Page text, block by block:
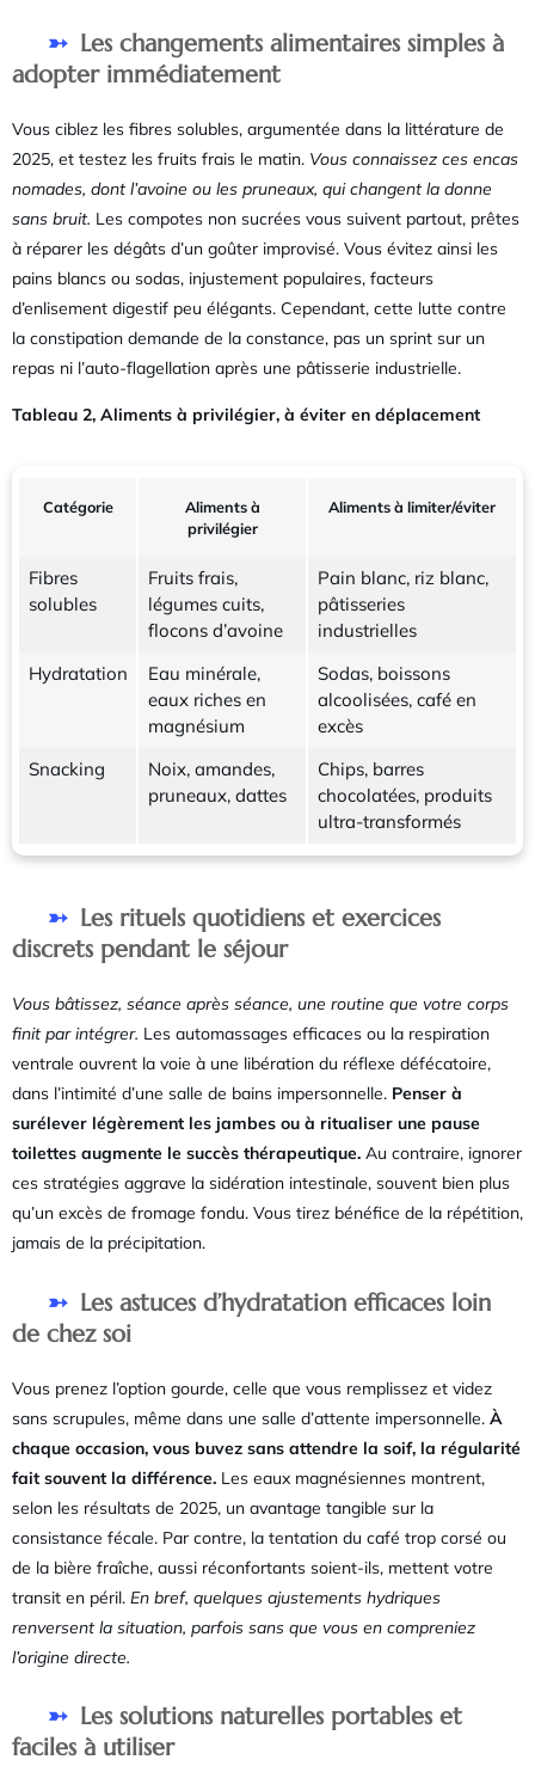
Les changements alimentaires simples à
adopter immédiatement
Vous ciblez les fibres solubles, argumentée dans la littérature de
2025, et testez les fruits frais le matin. Vous connaissez ces encas
nomades, dont l’avoine ou les pruneaux, qui changent la donne
sans bruit. Les compotes non sucrées vous suivent partout, prêtes
à réparer les dégâts d’un goûter improvisé. Vous évitez ainsi les
pains blancs ou sodas, injustement populaires, facteurs
d’enlisement digestif peu élégants. Cependant, cette lutte contre
la constipation demande de la constance, pas un sprint sur un
repas ni l’auto-flagellation après une pâtisserie industrielle.
Tableau 2, Aliments à privilégier, à éviter en déplacement
Catégorie
Aliments à
privilégier
Aliments à limiter/éviter
Fibres
solubles
Fruits frais,
légumes cuits,
flocons d’avoine
Pain blanc, riz blanc,
pâtisseries
industrielles
Hydratation
Eau minérale,
eaux riches en
magnésium
Sodas, boissons
alcoolisées, café en
excès
Snacking
Noix, amandes,
pruneaux, dattes
Chips, barres
chocolatées, produits
ultra-transformés
Les rituels quotidiens et exercices
discrets pendant le séjour
Vous bâtissez, séance après séance, une routine que votre corps
finit par intégrer. Les automassages efficaces ou la respiration
ventrale ouvrent la voie à une libération du réflexe défécatoire,
dans l’intimité d’une salle de bains impersonnelle. Penser à
surélever légèrement les jambes ou à ritualiser une pause
toilettes augmente le succès thérapeutique. Au contraire, ignorer
ces stratégies aggrave la sidération intestinale, souvent bien plus
qu’un excès de fromage fondu. Vous tirez bénéfice de la répétition,
jamais de la précipitation.
Les astuces d’hydratation efficaces loin
de chez soi
Vous prenez l’option gourde, celle que vous remplissez et videz
sans scrupules, même dans une salle d’attente impersonnelle. À
chaque occasion, vous buvez sans attendre la soif, la régularité
fait souvent la différence. Les eaux magnésiennes montrent,
selon les résultats de 2025, un avantage tangible sur la
consistance fécale. Par contre, la tentation du café trop corsé ou
de la bière fraîche, aussi réconfortants soient-ils, mettent votre
transit en péril. En bref, quelques ajustements hydriques
renversent la situation, parfois sans que vous en compreniez
l’origine directe.
Les solutions naturelles portables et
faciles à utiliser